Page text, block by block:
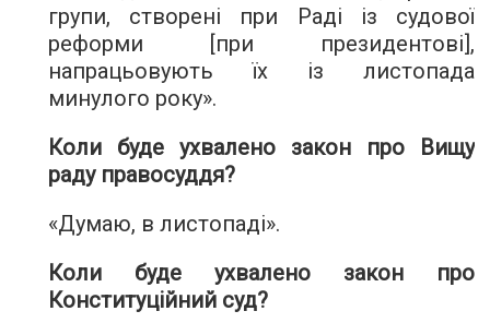
групи, створені при Раді із судової
реформи [при президентові],
напрацьовують їх із листопада
минулого року».
Коли буде ухвалено закон про Вищу
раду правосуддя?
«Думаю, в листопаді».
Коли буде ухвалено закон про
Конституційний суд?